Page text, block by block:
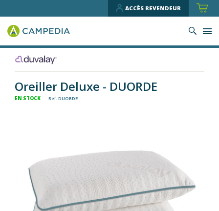
ACCÈS REVENDEUR
Oreiller Deluxe - DUORDE
EN STOCK Ref. DUORDE